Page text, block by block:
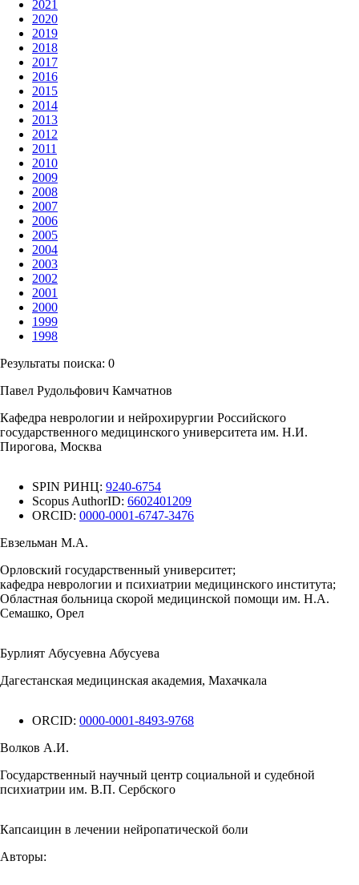
2021
2020
2019
2018
2017
2016
2015
2014
2013
2012
2011
2010
2009
2008
2007
2006
2005
2004
2003
2002
2001
2000
1999
1998
Результаты поиска: 0
Павел Рудольфович Камчатнов
Кафедра неврологии и нейрохирургии Российского
государственного медицинского университета им. Н.И.
Пирогова, Москва
SPIN РИНЦ: 9240-6754
Scopus AuthorID: 6602401209
ORCID: 0000-0001-6747-3476
Евзельман М.А.
Орловский государственный университет;
кафедра неврологии и психиатрии медицинского института;
Областная больница скорой медицинской помощи им. Н.А.
Семашко, Орел
Бурлият Абусуевна Абусуева
Дагестанская медицинская академия, Махачкала
ORCID: 0000-0001-8493-9768
Волков А.И.
Государственный научный центр социальной и судебной
психиатрии им. В.П. Сербского
Капсаицин в лечении нейропатической боли
Авторы: